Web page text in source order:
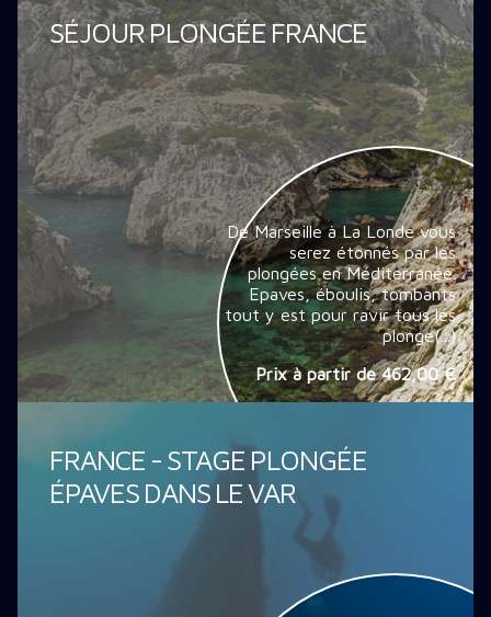
SÉJOUR PLONGÉE FRANCE
De Marseille à La Londe vous
serez étonnés par les
plongées en Méditerranée.
Epaves, éboulis, tombants
tout y est pour ravir tous les
plonge(...)
Prix à partir de462,00 €
FRANCE - STAGE PLONGÉE
ÉPAVES DANS LE VAR